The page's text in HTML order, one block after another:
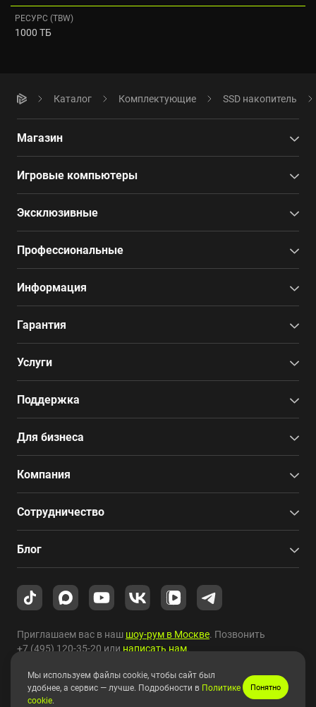
РЕСУРС (TBW)
1000 ТБ
Каталог Комплектующие SSD накопитель
Магазин
Игровые компьютеры
Эксклюзивные
Профессиональные
Информация
Гарантия
Услуги
Поддержка
Для бизнеса
Компания
Сотрудничество
Блог
Приглашаем вас в наш шоу-рум в Москве. Позвонить
+7 (495) 120-35-20 или написать нам.
Copyright © 2010-2026 HYPERPC.
Мы используем файлы cookie, чтобы сайт был
удобнее, а сервис — лучше. Подробности в Политике
cookie.
Понятно